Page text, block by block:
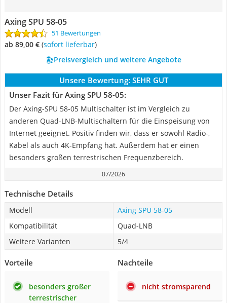
Axing SPU 58-05
51 Bewertungen
ab 89,00 € ( Sofort lieferbar)
Preisvergleich und weitere Angebote
Unsere Bewertung: SEHR GUT
Unser Fazit für Axing SPU 58-05:
Der Axing-SPU 58-05 Multischalter ist im Vergleich zu
anderen Quad-LNB-Multischaltern für die Einspeisung von
Internet geeignet. Positiv finden wir, dass er sowohl Radio-,
Kabel als auch 4K-Empfang hat. Außerdem hat er einen
besonders großen terrestrischen Frequenzbereich.
07/2026
Technische Details
Modell
Axing SPU 58-05
Kompatibilität
Quad-LNB
Weitere Varianten
5/4
Vorteile
besonders großer
terrestrischer
Nachteile
nicht stromsparend